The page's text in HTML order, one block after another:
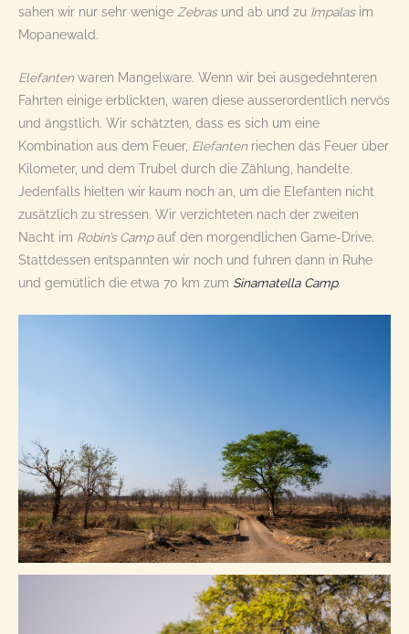
sahen wir nur sehr wenige Zebrasund ab und zu Impalasim
Mopanewald.
Elefantenwaren Mangelware. Wenn wir bei ausgedehnteren
Fahrten einige erblickten, waren diese ausserordentlich nervös
und ängstlich. Wir schätzten, dass es sich um eine
Kombination aus dem Feuer, Elefantenriechen das Feuer über
Kilometer, und dem Trubel durch die Zählung, handelte.
Jedenfalls hielten wir kaum noch an, um die Elefanten nicht
zusätzlich zu stressen. Wir verzichteten nach der zweiten
Nacht im Robin’s Campauf den morgendlichen Game-Drive.
Stattdessen entspannten wir noch und fuhren dann in Ruhe
und gemütlich die etwa 70 km zum Sinamatella Camp.